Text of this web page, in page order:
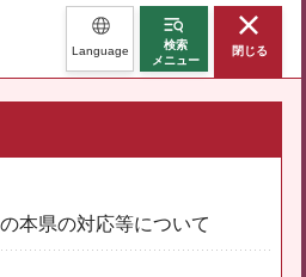
Language
検索
メニュー
閉じる
本県の対応等について